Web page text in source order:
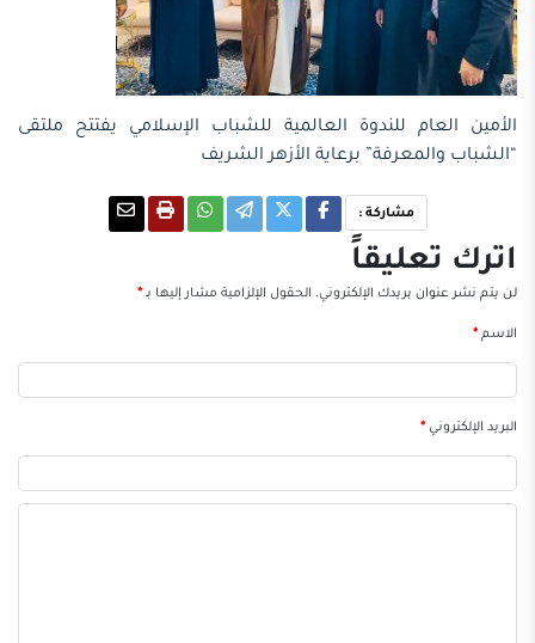
الأمين العام للندوة العالمية للشباب الإسلامي يفتتح ملتقى
“الشباب والمعرفة” برعاية الأزهر الشريف
مشاركة :
اترك تعليقاً
لن يتم نشر عنوان بريدك الإلكتروني. الحقول الإلزامية مشار إليها بـ*
الاسم*
البريد الإلكتروني*